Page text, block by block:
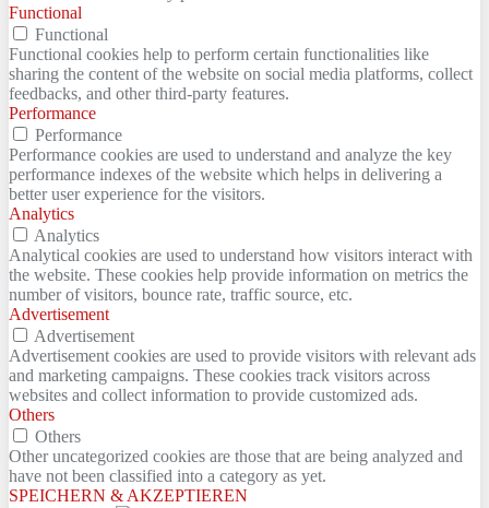
Functional
Functional
Functional cookies help to perform certain functionalities like
sharing the content of the website on social media platforms, collect
feedbacks, and other third-party features.
Performance
Performance
Performance cookies are used to understand and analyze the key
performance indexes of the website which helps in delivering a
better user experience for the visitors.
Analytics
Analytics
Analytical cookies are used to understand how visitors interact with
the website. These cookies help provide information on metrics the
number of visitors, bounce rate, traffic source, etc.
Advertisement
Advertisement
Advertisement cookies are used to provide visitors with relevant ads
and marketing campaigns. These cookies track visitors across
websites and collect information to provide customized ads.
Others
Others
Other uncategorized cookies are those that are being analyzed and
have not been classified into a category as yet.
SPEICHERN & AKZEPTIEREN